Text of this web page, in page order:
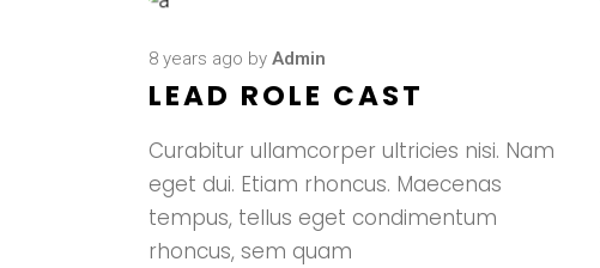
8 years ago by Admin
LEAD ROLE CAST
Curabitur ullamcorper ultricies nisi. Nam
eget dui. Etiam rhoncus. Maecenas
tempus, tellus eget condimentum
rhoncus, sem quam